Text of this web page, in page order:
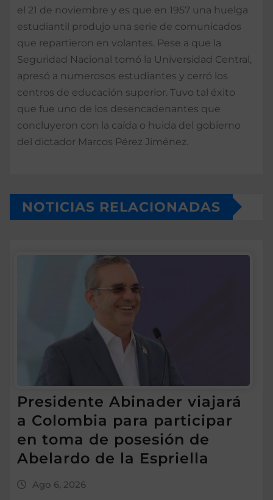
el 21 de noviembre y es que en 1957 una huelga
estudiantil produjo una serie de comunicados
que repartieron en volantes. Pese a que la
Seguridad Nacional tomó la Universidad Central,
apresó a numerosos estudiantes y cerró los
centros de educación superior. Tuvo tal éxito
que fue uno de los desencadenantes que
concluyeron con la caída o huida del gobierno
del dictador Marcos Pérez Jiménez.
NOTICIAS RELACIONADAS
Presidente Abinader viajará
a Colombia para participar
en toma de posesión de
Abelardo de la Espriella
Ago 6, 2026